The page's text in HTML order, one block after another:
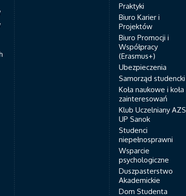
Praktyki
Biuro Karier i
Projektów
Biuro Promocji i
Współpracy
(Erasmus+)
Ubezpieczenia
Samorząd studencki
Koła naukowe i koła
zainteresowań
Klub Uczelniany AZS
UP Sanok
Studenci
niepełnosprawni
Wsparcie
psychologiczne
Duszpasterstwo
Akademickie
Dom Studenta